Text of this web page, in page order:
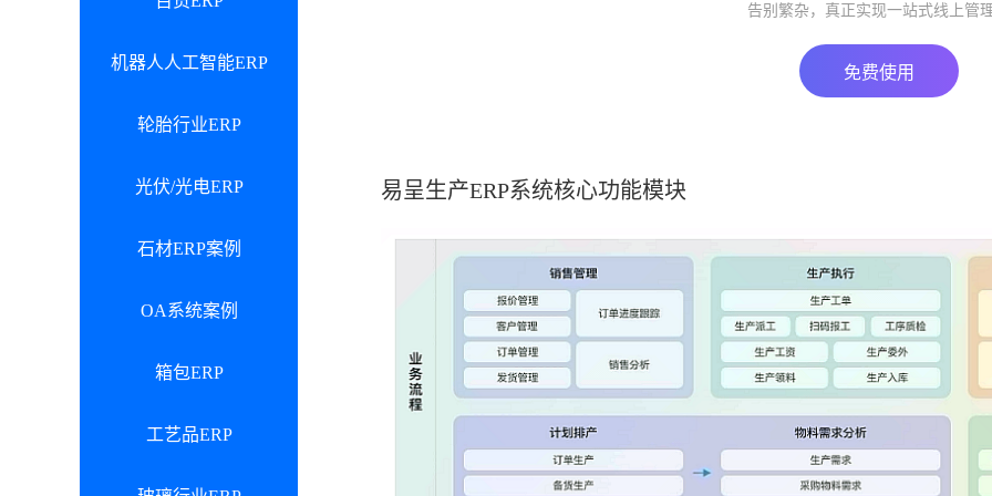
机器人人工智能ERP
轮胎行业ERP
光伏/光电ERP
石材ERP案例
OA系统案例
箱包ERP
工艺品ERP
告别繁杂，真正实现一站式线上管
免费使用
易呈生产ERP系统核心功能模块